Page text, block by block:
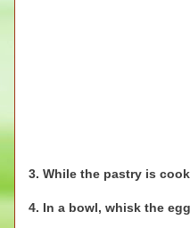
3. While the pastry is
4. In a bowl, whisk the